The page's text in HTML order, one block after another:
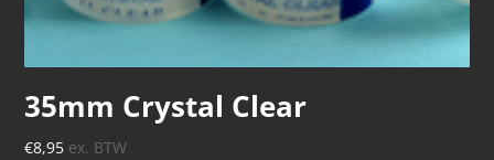
35mm Crystal Clear
€8,95 ex. BTW